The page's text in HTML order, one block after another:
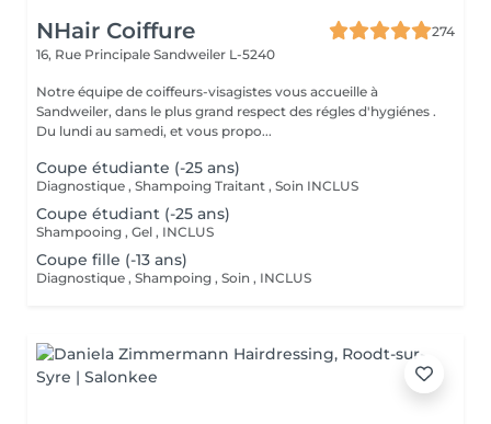
NHair Coiffure
274
16, Rue Principale Sandweiler L-5240
Notre équipe de coiffeurs-visagistes vous accueille à
Sandweiler, dans le plus grand respect des régles d'hygiénes .
Du lundi au samedi, et vous propo...
Coupe étudiante (-25 ans)
Diagnostique , Shampoing Traitant , Soin INCLUS
Coupe étudiant (-25 ans)
Shampooing , Gel , INCLUS
Coupe fille (-13 ans)
Diagnostique , Shampoing , Soin , INCLUS